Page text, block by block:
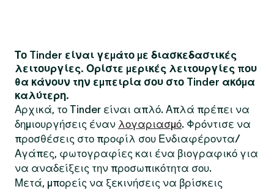
Το Tinder είναι γεμάτο με διασκεδαστικές
λειτουργίες. Ορίστε μερικές λειτουργίες που
θα κάνουν την εμπειρία σου στο Tinder ακόμα
καλύτερη.
Αρχικά, το Tinder είναι απλό. Απλά πρέπει να
δημιουργήσεις έναν λογαριασμό. Φρόντισε να
προσθέσεις στο προφίλ σου Ενδιαφέροντα/
Αγάπες, φωτογραφίες και ένα βιογραφικό για
να αναδείξεις την προσωπικότητα σου.
Μετά, μπορείς να ξεκινήσεις να βρίσκεις